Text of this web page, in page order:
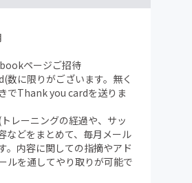
ページご招待
に限りがございます。無く
でThank you cardを送りま
レーニングの経過や、サッ
などをまとめて、毎月メール
。内容に関しての指摘やアド
ルを通してやり取りが可能で